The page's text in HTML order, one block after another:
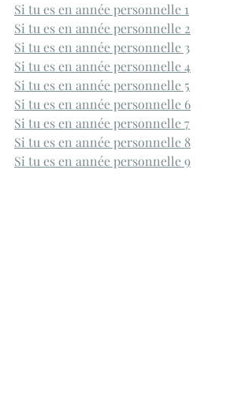
Si tu es en année personnelle 1
Si tu es en année personnelle 2
Si tu es en année personnelle 3
Si tu es en année personnelle 4
Si tu es en année personnelle 5
Si tu es en année personnelle 6
Si tu es en année personnelle 7
Si tu es en année personnelle 8
Si tu es en année personnelle 9